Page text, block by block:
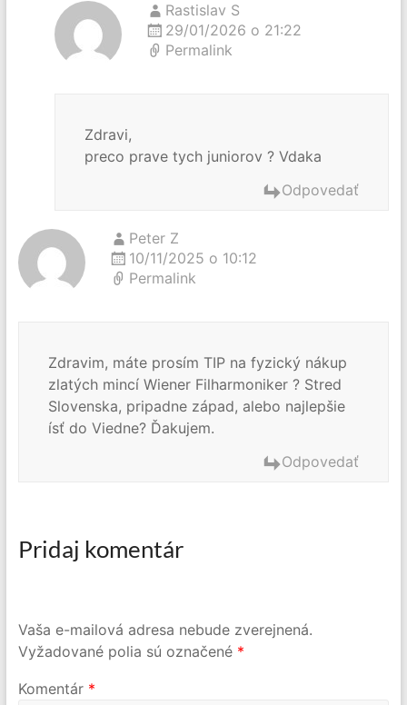
Rastislav S
29/01/2026 o 21:22
Permalink
Zdravi,
preco prave tych juniorov ? Vdaka
Odpovedať
Peter Z
10/11/2025 o 10:12
Permalink
Zdravim, máte prosím TIP na fyzický nákup
zlatých mincí Wiener Filharmoniker ? Stred
Slovenska, pripadne západ, alebo najlepšie
ísť do Viedne? Ďakujem.
Odpovedať
Pridaj komentár
Vaša e-mailová adresa nebude zverejnená.
Vyžadované polia sú označené *
Komentár *